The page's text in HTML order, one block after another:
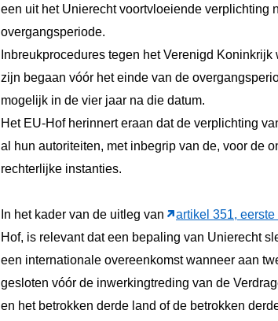
een uit het Unierecht voortvloeiende verplichting
overgangsperiode.
Inbreukprocedures tegen het Verenigd
zijn begaan vóór het einde van de
mogelijk in de vier jaar na die datum.
Het EU-Hof herinnert eraan dat de verplichting
al hun autoriteiten, met inbegrip van de, voor de
rechterlijke instanties.
In het kader van de uitleg van artikel 351,
Hof, is relevant dat een bepaling van Unierecht
een internationale overeenkomst wanneer aan
gesloten vóór de inwerkingtreding van de
en het betrokken derde land of de betrokken